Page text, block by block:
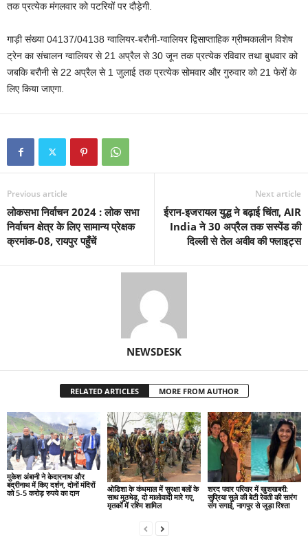
तक प्रत्येक मंगलवार को पटरियों पर दौड़ेगी.
गाड़ी संख्या 04137/04138 ग्वालियर-बरौनी-ग्वालियर द्विसाप्ताहिक ग्रीष्मकालीन विशेष
ट्रेन का संचालन ग्वालियर से 21 अप्रैल से 30 जून तक प्रत्येक रविवार तथा बुधवार को
जबकि बरौनी से 22 अप्रैल से 1 जुलाई तक प्रत्येक सोमवार और गुरुवार को 21 फेरों के
लिए किया जाएगा.
Previous article
लोकसभा निर्वाचन 2024 : लोक सभा
निर्वाचन क्षेत्र के लिए सामान्य प्रेक्षक
क्रमांक-08, रायपुर पहुँचें
Next article
ईरान-इजरायल युद्ध ने बढ़ाई चिंता, AIR
India ने 30 अप्रैल तक सस्पेंड की
दिल्ली से तेल अवीव की फ्लाइट्स
NEWSDESK
RELATED ARTICLES MORE FROM AUTHOR
मुकेश अंबानी ने केदारनाथ और
बद्रीनाथ में किए दर्शन, दोनों मंदिरों
को 5-5 करोड़ रुपये का दान
ओडिशा के कंधमाल में सुरक्षा बलों के
साथ मुठभेड़, दो माओवादी मारे गए,
मृतकों में रश्मि शामिल
शरद पवार परिवार में खुशखबरी:
सुप्रिया सुले की बेटी रेवती की सारंग
संग सगाई, नागपुर से जुड़ा रिश्ता